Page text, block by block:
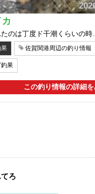
のは丁度ド干潮くらいの時…
果 佐賀関港周辺の釣り情報
果
この釣り情報の詳細
ろ